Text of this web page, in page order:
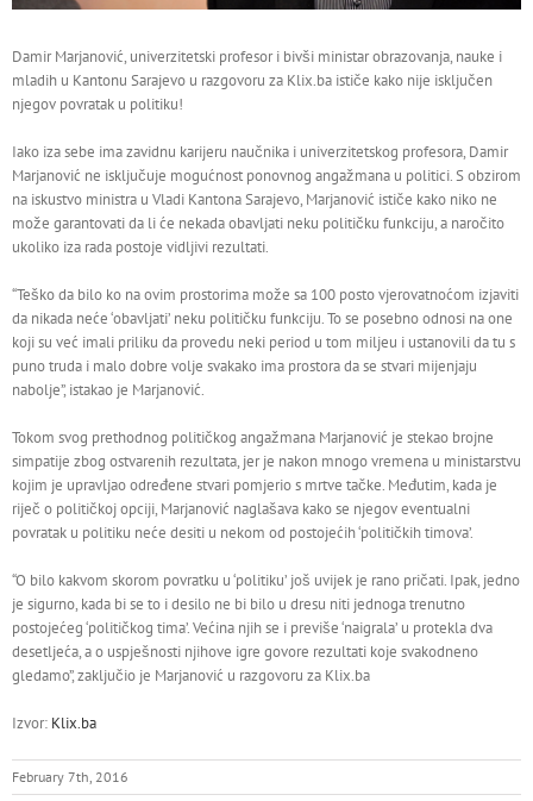
Damir Marjanović, univerzitetski profesor i bivši ministar obrazovanja, nauke i
mladih u Kantonu Sarajevo u razgovoru za Klix.ba ističe kako nije isključen
njegov povratak u politiku!
Iako iza sebe ima zavidnu karijeru naučnika i univerzitetskog profesora, Damir
Marjanović ne isključuje mogućnost ponovnog angažmana u politici. S obzirom
na iskustvo ministra u Vladi Kantona Sarajevo, Marjanović ističe kako niko ne
može garantovati da li će nekada obavljati neku političku funkciju, a naročito
ukoliko iza rada postoje vidljivi rezultati.
“Teško da bilo ko na ovim prostorima može sa 100 posto vjerovatnoćom izjaviti
da nikada neće ‘obavljati’ neku političku funkciju. To se posebno odnosi na one
koji su već imali priliku da provedu neki period u tom miljeu i ustanovili da tu s
puno truda i malo dobre volje svakako ima prostora da se stvari mijenjaju
nabolje”, istakao je Marjanović.
Tokom svog prethodnog političkog angažmana Marjanović je stekao brojne
simpatije zbog ostvarenih rezultata, jer je nakon mnogo vremena u ministarstvu
kojim je upravljao određene stvari pomjerio s mrtve tačke. Međutim, kada je
riječ o političkoj opciji, Marjanović naglašava kako se njegov eventualni
povratak u politiku neće desiti u nekom od postojećih ‘političkih timova’.
“O bilo kakvom skorom povratku u ‘politiku’ još uvijek je rano pričati. Ipak, jedno
je sigurno, kada bi se to i desilo ne bi bilo u dresu niti jednoga trenutno
postojećeg ‘političkog tima’. Većina njih se i previše ‘naigrala’ u protekla dva
desetljeća, a o uspješnosti njihove igre govore rezultati koje svakodneno
gledamo”, zaključio je Marjanović u razgovoru za Klix.ba
Izvor: Klix.ba
February 7th, 2016